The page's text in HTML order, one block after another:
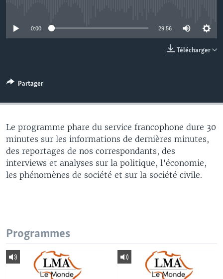
0:00 29:56
Télécharger
Partager
Le programme phare du service francophone dure 30
minutes sur les informations de dernières minutes,
des reportages de nos correspondants, des
interviews et analyses sur la politique, l’économie,
les phénomènes de société et sur la société civile.
Programmes